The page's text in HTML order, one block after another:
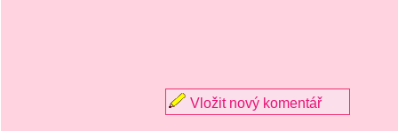
Vložit nový komentář